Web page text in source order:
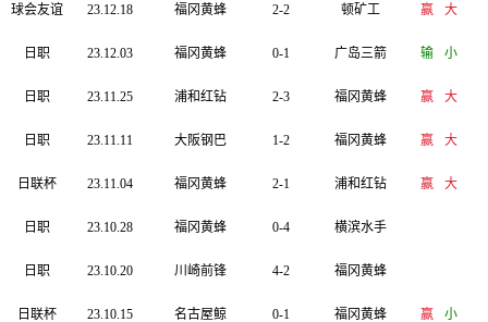
球会友谊 23.12.18 福冈黄蜂 2-2 顿矿工 赢 大
日职 23.12.03 福冈黄蜂 0-1 广岛三箭 输 小
日职 23.11.25 浦和红钻 2-3 福冈黄蜂 赢 大
日职 23.11.11 大阪钢巴 1-2 福冈黄蜂 赢 大
日联杯 23.11.04 福冈黄蜂 2-1 浦和红钻 赢 大
日职 23.10.28 福冈黄蜂 0-4 横滨水手
日职 23.10.20 川崎前锋 4-2 福冈黄蜂
日联杯 23.10.15 名古屋鲸 0-1 福冈黄蜂 赢 小